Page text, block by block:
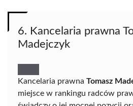
6. Kancelaria prawna
Madejczyk
Kancelaria prawna Tomasz
miejsce w rankingu radców